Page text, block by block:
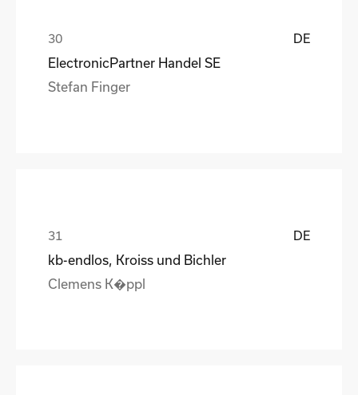
DE
ElectronicPartner Handel SE
Stefan Finger
DE
kb-endlos, Kroiss und Bichler
Clemens K�ppl